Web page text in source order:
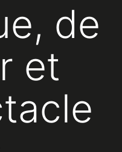
de
et